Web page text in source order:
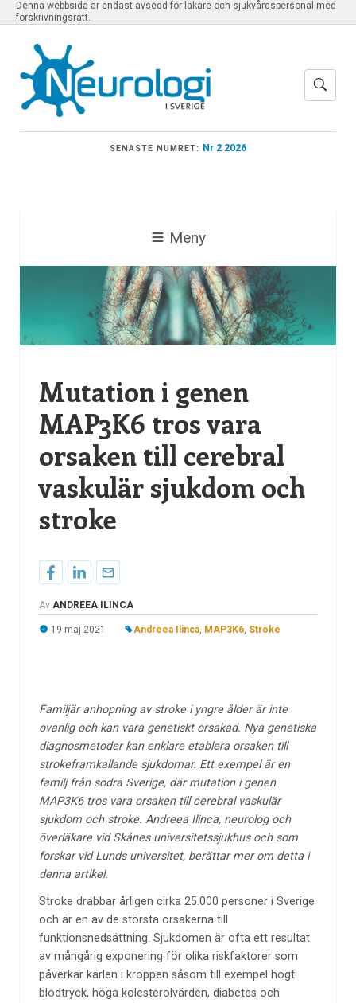
Denna webbsida är endast avsedd för läkare och sjukvårdspersonal med
förskrivningsrätt.
SENASTE NUMRET: Nr 2 2026
Meny
Mutation i genen
MAP3K6 tros vara
orsaken till cerebral
vaskulär sjukdom och
stroke
Av ANDREEA ILINCA
19 maj 2021 Andreea Ilinca, MAP3K6, Stroke
Familjär anhopning av stroke i yngre ålder är inte
ovanlig och kan vara genetiskt orsakad. Nya genetiska
diagnosmetoder kan enklare etablera orsaken till
strokeframkallande sjukdomar. Ett exempel är en
familj från södra Sverige, där mutation i genen
MAP3K6 tros vara orsaken till cerebral vaskulär
sjukdom och stroke. Andreea Ilinca, neurolog och
överläkare vid Skånes universitetssjukhus och som
forskar vid Lunds universitet, berättar mer om detta i
denna artikel.
Stroke drabbar årligen cirka 25.000 personer i Sverige
och är en av de största orsakerna till
funktionsnedsättning. Sjukdomen är ofta ett resultat
av mångårig exponering för olika riskfaktorer som
påverkar kärlen i kroppen såsom till exempel högt
blodtryck, höga kolesterolvärden, diabetes och